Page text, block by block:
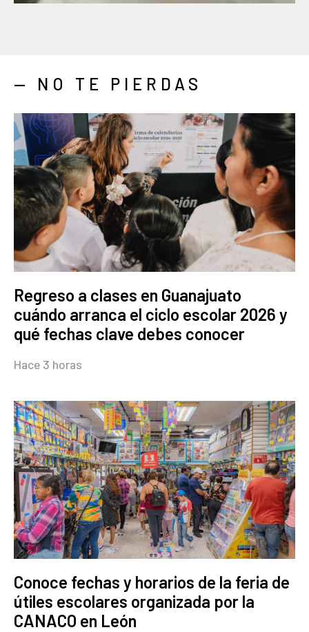
— NO TE PIERDAS
Regreso a clases en Guanajuato
cuándo arranca el ciclo escolar 2026 y
qué fechas clave debes conocer
Hace 3 horas
Conoce fechas y horarios de la feria de
útiles escolares organizada por la
CANACO en León